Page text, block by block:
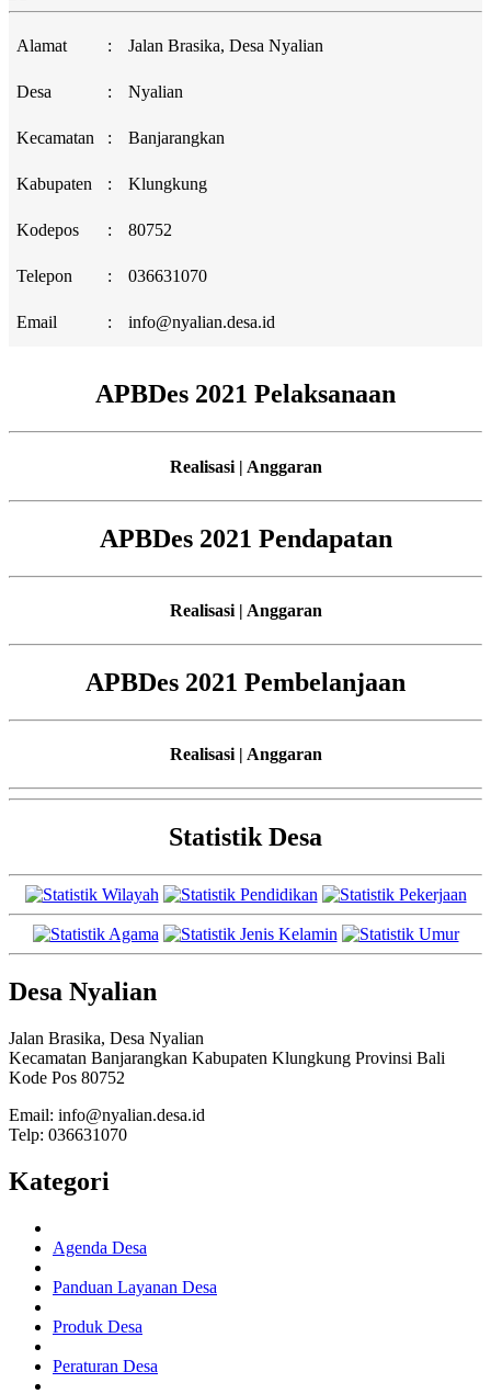
Alamat : Jalan Brasika, Desa Nyalian
Desa : Nyalian
Kecamatan : Banjarangkan
Kabupaten : Klungkung
Kodepos : 80752
Telepon : 036631070
Email : info@nyalian.desa.id
APBDes 2021 Pelaksanaan
Realisasi | Anggaran
APBDes 2021 Pendapatan
Realisasi | Anggaran
APBDes 2021 Pembelanjaan
Realisasi | Anggaran
Statistik Desa
Desa Nyalian
Jalan Brasika, Desa Nyalian
Kecamatan Banjarangkan Kabupaten Klungkung Provinsi Bali
Kode Pos 80752
Email: info@nyalian.desa.id
Telp: 036631070
Kategori
Agenda Desa
Panduan Layanan Desa
Produk Desa
Peraturan Desa